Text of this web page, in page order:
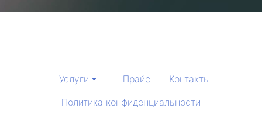
Услуги Прайс
Контакты
Политика конфиденциальности